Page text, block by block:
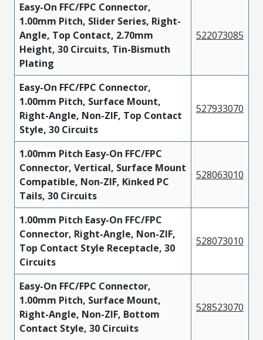
Easy-On FFC/FPC Connector,
1.00mm Pitch, Slider Series, Right-
Angle, Top Contact, 2.70mm
Height, 30 Circuits, Tin-Bismuth
Plating
522073085
Easy-On FFC/FPC Connector,
1.00mm Pitch, Surface Mount,
Right-Angle, Non-ZIF, Top Contact
Style, 30 Circuits
527933070
1.00mm Pitch Easy-On FFC/FPC
Connector, Vertical, Surface Mount
Compatible, Non-ZIF, Kinked PC
Tails, 30 Circuits
528063010
1.00mm Pitch Easy-On FFC/FPC
Connector, Right-Angle, Non-ZIF,
Top Contact Style Receptacle, 30
Circuits
528073010
Easy-On FFC/FPC Connector,
1.00mm Pitch, Surface Mount,
Right-Angle, Non-ZIF, Bottom
Contact Style, 30 Circuits
528523070